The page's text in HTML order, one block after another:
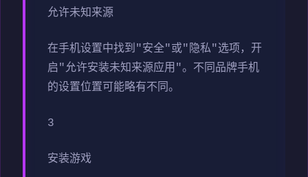
允许未知来源
在手机设置中找到"安全"或"隐私"选项，开
启"允许安装未知来源应用"。不同品牌手机
的设置位置可能略有不同。
3
安装游戏